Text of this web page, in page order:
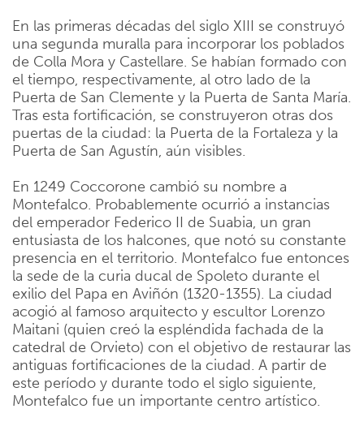
En las primeras décadas del siglo XIII se construyó
una segunda muralla para incorporar los poblados
de Colla Mora y Castellare. Se habían formado con
el tiempo, respectivamente, al otro lado de la
Puerta de San Clemente y la Puerta de Santa María.
Tras esta fortificación, se construyeron otras dos
puertas de la ciudad: la Puerta de la Fortaleza y la
Puerta de San Agustín, aún visibles.
En 1249 Coccorone cambió su nombre a
Montefalco. Probablemente ocurrió a instancias
del emperador Federico II de Suabia, un gran
entusiasta de los halcones, que notó su constante
presencia en el territorio. Montefalco fue entonces
la sede de la curia ducal de Spoleto durante el
exilio del Papa en Aviñón (1320-1355). La ciudad
acogió al famoso arquitecto y escultor Lorenzo
Maitani (quien creó la espléndida fachada de la
catedral de Orvieto) con el objetivo de restaurar las
antiguas fortificaciones de la ciudad. A partir de
este período y durante todo el siglo siguiente,
Montefalco fue un importante centro artístico.